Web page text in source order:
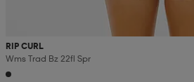
RIP CURL
Wms Trad Bz 22fl Spr